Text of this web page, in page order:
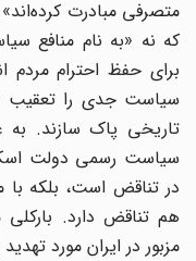
متصرفی مبادرت
که نه «به نام منافع
برای حفظ احترام مردم
سیاست جدی را تعقیب
تاریخی پاک سازند. به
سیاست رسمی دولت
در تناقض است، بلکه با
هم تناقض دارد. بارکلی
مزبور در ایران مورد تهدید